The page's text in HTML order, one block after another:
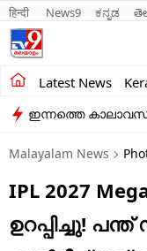
हिन्दी News9 ಕನ್ನಡ
Latest News
Kerala
India
Entertainment
Business
Education
ഇന്നത്തെ
Malayalam News
IPL 2027
ഉറപ്പിച്ചു!